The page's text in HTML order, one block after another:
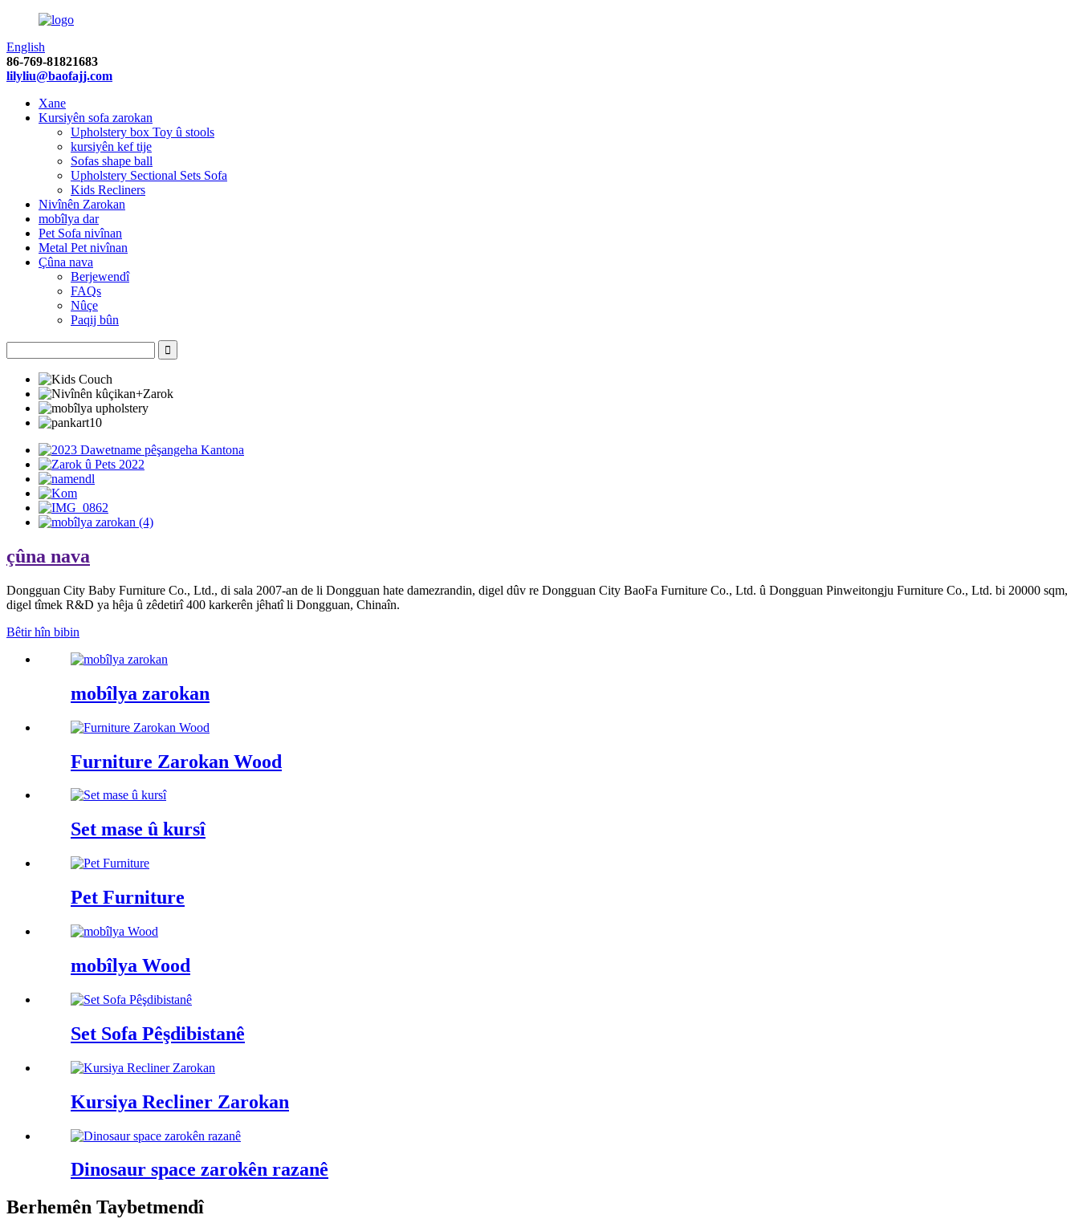
English
86-769-81821683
lilyliu@baofajj.com
Xane
Kursiyên sofa zarokan
Upholstery box Toy û stools
kursiyên kef tije
Sofas shape ball
Upholstery Sectional Sets Sofa
Kids Recliners
Nivînên Zarokan
mobîlya dar
Pet Sofa nivînan
Metal Pet nivînan
Çûna nava
Berjewendî
FAQs
Nûçe
Paqij bûn
çûna nava
Dongguan City Baby Furniture Co., Ltd., di sala 2007-an de li Dongguan hate damezrandin, digel dûv re Dongguan City BaoFa Furniture Co., Ltd. û Dongguan Pinweitongju Furniture Co., Ltd. bi 20000 sqm,
digel tîmek R&D ya hêja û zêdetirî 400 karkerên jêhatî li Dongguan, Chinaîn.
Bêtir hîn bibin
mobîlya zarokan
Furniture Zarokan Wood
Set mase û kursî
Pet Furniture
mobîlya Wood
Set Sofa Pêşdibistanê
Kursiya Recliner Zarokan
Dinosaur space zarokên razanê
Berhemên Taybetmendî